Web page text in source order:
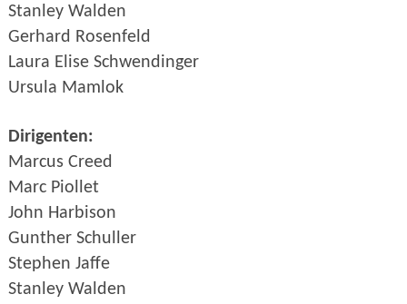
Stanley Walden
Gerhard Rosenfeld
Laura Elise Schwendinger
Ursula Mamlok
Dirigenten:
Marcus Creed
Marc Piollet
John Harbison
Gunther Schuller
Stephen Jaffe
Stanley Walden